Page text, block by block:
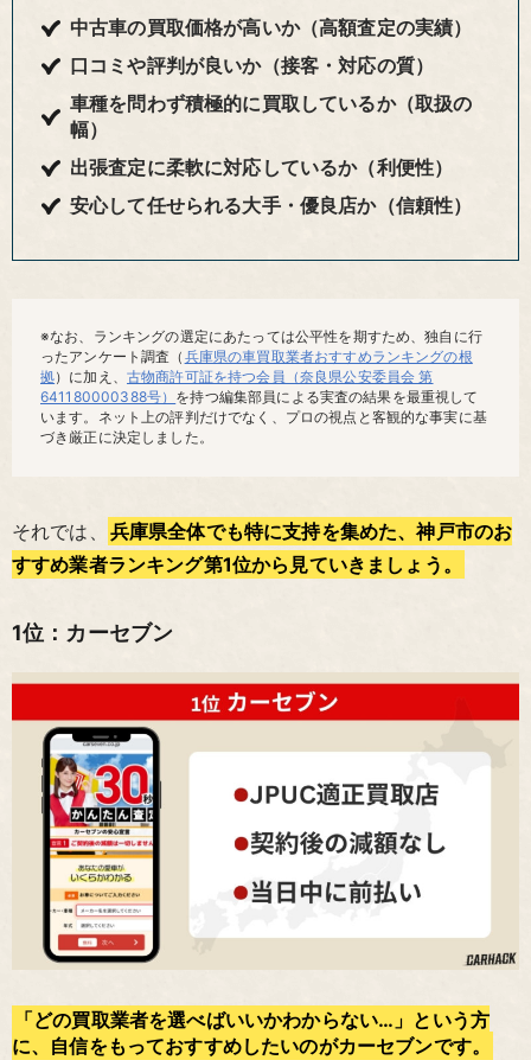
中古車の買取価格が高いか（高額査定の実績）
口コミや評判が良いか（接客・対応の質）
車種を問わず積極的に買取しているか（取扱の
幅）
出張査定に柔軟に対応しているか（利便性）
安心して任せられる大手・優良店か（信頼性）
※なお、ランキングの選定にあたっては公平性を期すため、独自に行
ったアンケート調査（ 兵庫県の車買取業者おすすめランキングの根
拠）に加え、 古物商許可証を持つ会員（奈良県公安委員会 第
641180000388号） を持つ編集部員による実査の結果を最重視して
います。ネット上の評判だけでなく、プロの視点と客観的な事実に基
づき厳正に決定しました。
それでは、
兵庫県全体でも特に支持を集めた、神戸市のお
すすめ業者ランキング第1位から見ていきましょう。
1位：カーセブン
「どの買取業者を選べばいいかわからない…」という方
に、自信をもっておすすめしたいのがカーセブンです。